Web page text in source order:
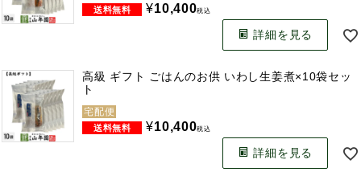
¥10,400税込
詳細を見る
高級 ギフト ごはんのお供 いわし生姜煮×10袋セッ
ト
宅配便
¥10,400税込
詳細を見る